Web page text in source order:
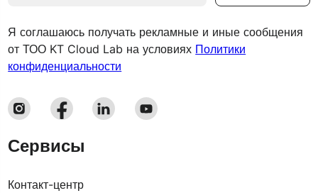
Я соглашаюсь получать рекламные и иные сообщения
от ТОО KT Cloud Lab на условиях Политики
конфиденциальности
Сервисы
Контакт-центр